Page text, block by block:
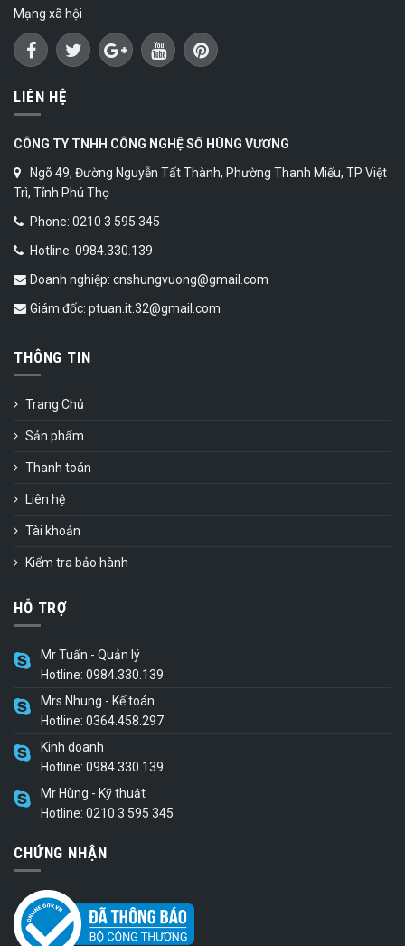
Mạng xã hội
LIÊN HỆ
CÔNG TY TNHH CÔNG NGHỆ SỐ HÙNG VƯƠNG
Ngõ 49, Đường Nguyễn Tất Thành, Phường Thanh Miếu, TP Việt
Trì, Tỉnh Phú Thọ
Phone: 0210 3 595 345
Hotline: 0984.330.139
Doanh nghiệp: cnshungvuong@gmail.com
Giám đốc: ptuan.it.32@gmail.com
THÔNG TIN
Trang Chủ
Sản phẩm
Thanh toán
Liên hệ
Tài khoản
Kiểm tra bảo hành
HỖ TRỢ
Mr Tuấn - Quản lý
Hotline: 0984.330.139
Mrs Nhung - Kế toán
Hotline: 0364.458.297
Kinh doanh
Hotline: 0984.330.139
Mr Hùng - Kỹ thuật
Hotline: 0210 3 595 345
CHỨNG NHẬN